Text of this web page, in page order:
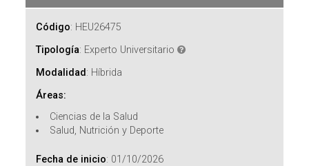
Código: HEU26475
Tipología: Experto Universitario
Modalidad: Híbrida
Áreas:
Ciencias de la Salud
Salud, Nutrición y Deporte
Fecha de inicio: 01/10/2026